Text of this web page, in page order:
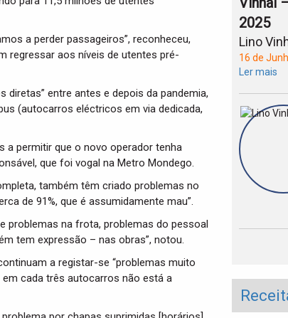
a perder passageiros”, reconheceu,
regressar aos níveis de utentes pré-
diretas” entre antes e depois da pandemia,
(autocarros eléctricos em via dedicada,
a permitir que o novo operador tenha
que foi vogal na Metro Mondego.
também têm criado problemas no
de 91%, que é assumidamente mau”.
problemas na frota, problemas do pessoal
tem expressão – nas obras”, notou.
a registar-se “problemas muito
cada três autocarros não está a
2025
Lino
16 de
Ler mais